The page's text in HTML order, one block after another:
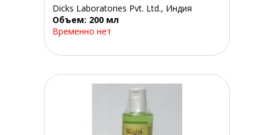
Dicks Laboratories Pvt. Ltd., Индия
Объем: 200 мл
Временно нет